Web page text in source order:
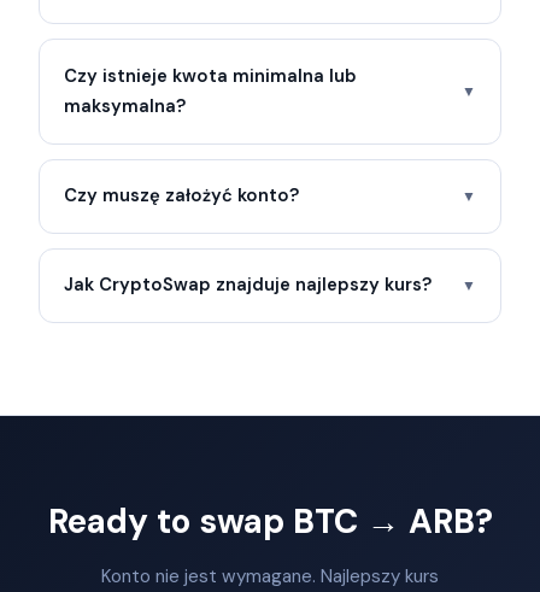
Czy istnieje kwota minimalna lub
maksymalna?
▼
Czy muszę założyć konto? ▼
Jak CryptoSwap znajduje najlepszy kurs? ▼
Ready to swap BTC → ARB?
Konto nie jest wymagane. Najlepszy kurs